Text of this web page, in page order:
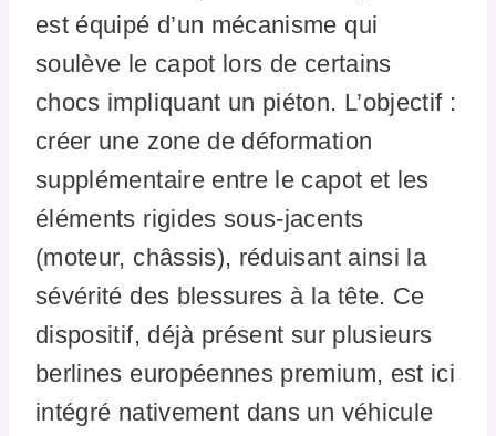
est équipé d’un mécanisme qui
soulève le capot lors de certains
chocs impliquant un piéton. L’objectif :
créer une zone de déformation
supplémentaire entre le capot et les
éléments rigides sous-jacents
(moteur, châssis), réduisant ainsi la
sévérité des blessures à la tête. Ce
dispositif, déjà présent sur plusieurs
berlines européennes premium, est ici
intégré nativement dans un véhicule